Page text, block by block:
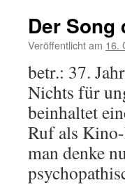
Der Song
Veröffentlicht am 16.
betr.: 37.
Nichts für
beinhaltet
Ruf als
man denke